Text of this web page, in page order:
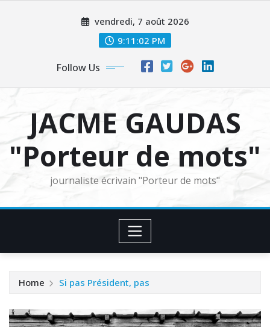
vendredi, 7 août 2026
9:11:02 PM
Follow Us
JACME GAUDAS
"Porteur de mots"
journaliste écrivain "Porteur de mots"
Home Si pas Président, pas